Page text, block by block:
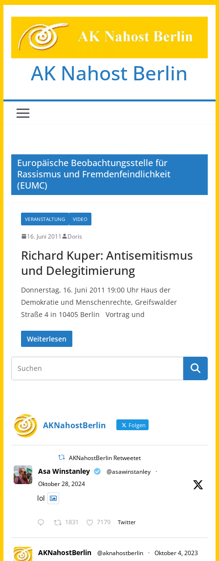
springen
AK Nahost Berlin
Europäische Beobachtungsstelle für
Rassismus und Fremdenfeindlichkeit
(EUMC)
VERANSTALTUNG VIDEO
16. Juni 2011 Doris
Richard Kuper: Antisemitismus
und Delegitimierung
Donnerstag, 16. Juni 2011 19:00 Uhr Haus der
Demokratie und Menschenrechte, Greifswalder
Straße 4 in 10405 Berlin Vortrag und
Weiterlesen
AKNahostBerlin Folgen
AKNahostBerlin Retweetet
Asa Winstanley @asawinstanley
·
Oktober 28, 2024
lol
1831 7179 Twitter
AKNahostBerlin @aknahostberlin · Oktober 4, 2023